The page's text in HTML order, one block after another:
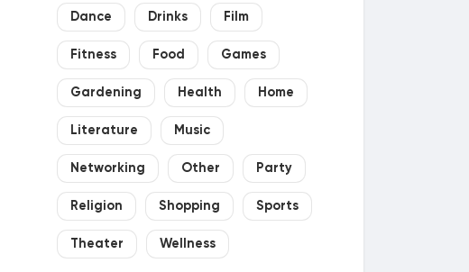
Dance Drinks Film
Fitness Food Games
Gardening Health Home
Literature Music
Networking Other Party
Religion Shopping Sports
Theater Wellness